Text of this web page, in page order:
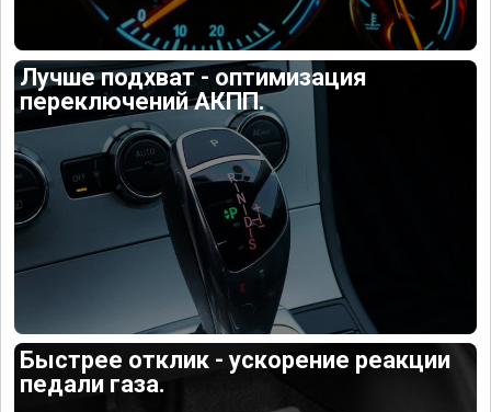
Лучше подхват - оптимизация
переключений АКПП.
Быстрее отклик - ускорение реакции
педали газа.